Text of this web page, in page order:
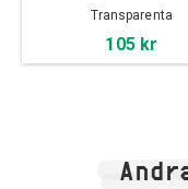
Transparenta
105 kr